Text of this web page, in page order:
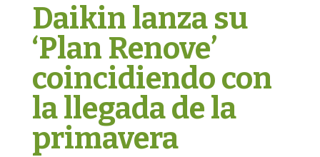
Daikin lanza su
‘Plan Renove’
coincidiendo con
la llegada de la
primavera